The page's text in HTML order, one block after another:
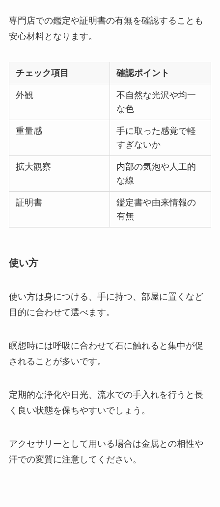
専門店での鑑定や証明書の有無を確認することも
安心材料となります。
チェック項目 確認ポイント
外観
不自然な光沢や均一
な色
重量感
手に取った感覚で軽
すぎないか
拡大観察
内部の気泡や人工的
な線
証明書
鑑定書や由来情報の
有無
使い方
使い方は身につける、手に持つ、部屋に置くなど
目的に合わせて選べます。
瞑想時には呼吸に合わせて石に触れると集中が促
されることが多いです。
定期的な浄化や日光、流水での手入れを行うと長
く良い状態を保ちやすいでしょう。
アクセサリーとして用いる場合は金属との相性や
汗での変質に注意してください。